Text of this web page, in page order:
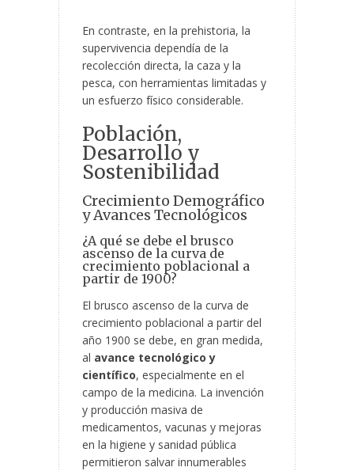
En contraste, en la prehistoria, la
supervivencia dependía de la
recolección directa, la caza y la
pesca, con herramientas limitadas y
un esfuerzo físico considerable.
Población,
Desarrollo y
Sostenibilidad
Crecimiento Demográfico
y Avances Tecnológicos
¿A qué se debe el brusco
ascenso de la curva de
crecimiento poblacional a
partir de 1900?
El brusco ascenso de la curva de
crecimiento poblacional a partir del
año 1900 se debe, en gran medida,
al avance tecnológico y
científico, especialmente en el
campo de la medicina. La invención
y producción masiva de
medicamentos, vacunas y mejoras
en la higiene y sanidad pública
permitieron salvar innumerables